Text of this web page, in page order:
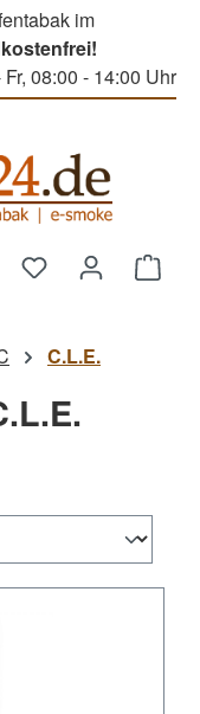
im
Fr, 08:00 - 14:00 Uhr
Du hast 0
C.L.E.